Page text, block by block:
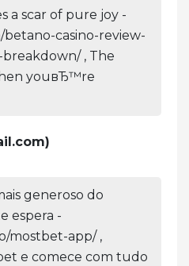
a scar of pure joy -
casino-review-
, The
youвЂ™re
)
generoso do
espera -
mostbet-app/ ,
e comece com tudo